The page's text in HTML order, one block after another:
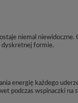
niemal niewidoczne.
dyskretnej formie.
energię każdego
podczas wspinaczki na